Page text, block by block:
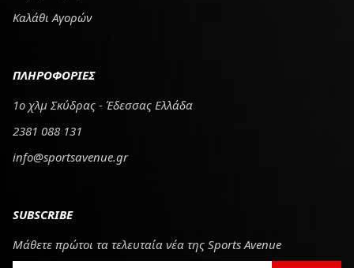
Καλάθι Αγορών
ΠΛΗΡΟΦΟΡΙΕΣ
1ο χλμ Σκύδρας - Έδεσσας Ελλάδα
2381 088 131
info@sportsavenue.gr
SUBSCRIBE
Μάθετε πρώτοι τα τελευταία νέα της Sports Avenue